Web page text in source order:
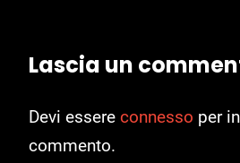
Lascia un
Devi essere connesso per
commento.